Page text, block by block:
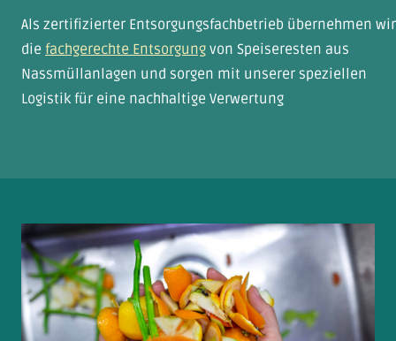
Entsorgung von Speiseresten
aus Nassmüllanlagen
Als zertifizierter Entsorgungsfachbetrieb übernehmen wir
die fachgerechte Entsorgung von Speiseresten aus
Nassmüllanlagen und sorgen mit unserer speziellen
Logistik für eine nachhaltige Verwertung